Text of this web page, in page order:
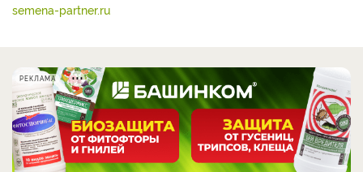
semena-partner.ru
РЕКЛАМА